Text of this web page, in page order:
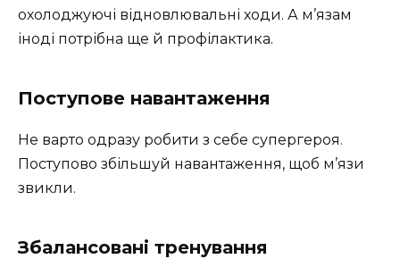
охолоджуючі відновлювальні ходи. А м’язам
іноді потрібна ще й профілактика.
Поступове навантаження
Не варто одразу робити з себе супергероя.
Поступово збільшуй навантаження, щоб м’язи
звикли.
Збалансовані тренування